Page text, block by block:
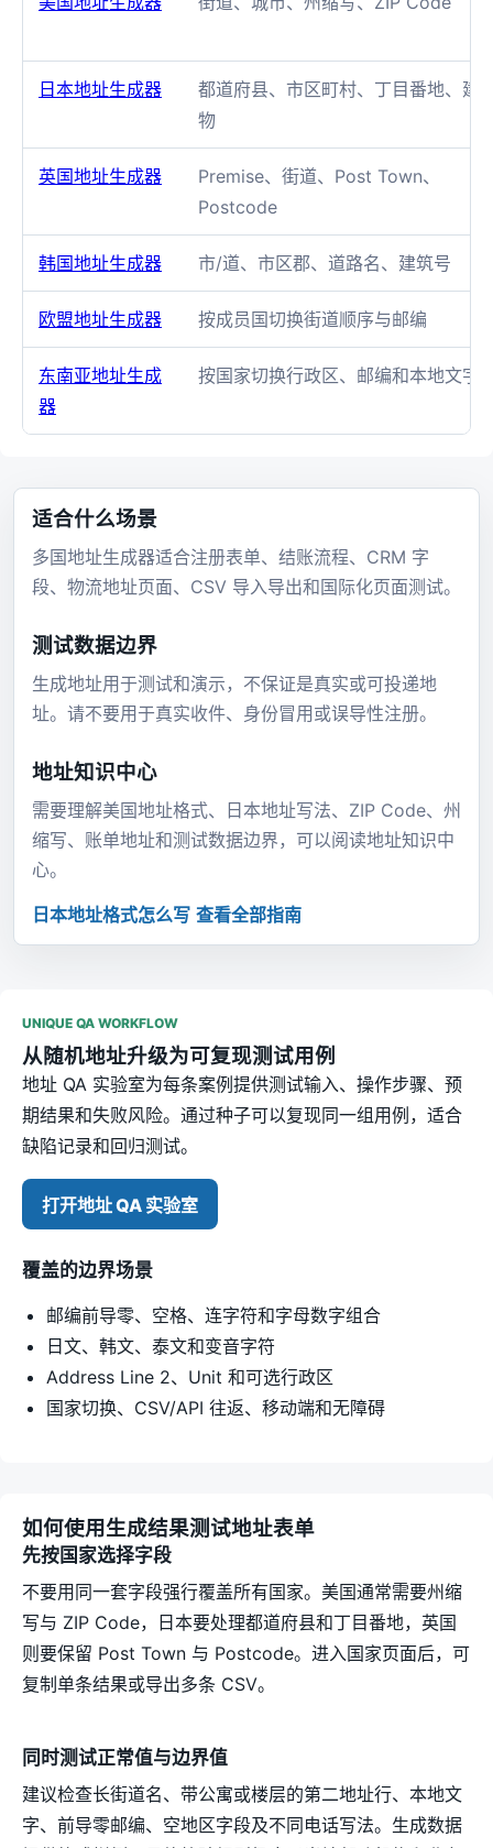
日本地址生成器
都道府县、市区町村、丁目番地、建
物
英国地址生成器
Premise、街道、Post Town、
Postcode
韩国地址生成器 市/道、市区郡、道路名、建筑号
欧盟地址生成器 按成员国切换街道顺序与邮编
东南亚地址生成
器
按国家切换行政区、邮编和本地文字
适合什么场景
多国地址生成器适合注册表单、结账流程、CRM 字
段、物流地址页面、CSV 导入导出和国际化页面测试。
测试数据边界
生成地址用于测试和演示，不保证是真实或可投递地
址。请不要用于真实收件、身份冒用或误导性注册。
地址知识中心
需要理解美国地址格式、日本地址写法、ZIP Code、州
缩写、账单地址和测试数据边界，可以阅读地址知识中
心。
日本地址格式怎么写 查看全部指南
UNIQUE QA WORKFLOW
从随机地址升级为可复现测试用例
地址 QA 实验室为每条案例提供测试输入、操作步骤、预
期结果和失败风险。通过种子可以复现同一组用例，适合
缺陷记录和回归测试。
打开地址 QA 实验室
覆盖的边界场景
邮编前导零、空格、连字符和字母数字组合
日文、韩文、泰文和变音字符
Address Line 2、Unit 和可选行政区
国家切换、CSV/API 往返、移动端和无障碍
如何使用生成结果测试地址表单
先按国家选择字段
不要用同一套字段强行覆盖所有国家。美国通常需要州缩
写与 ZIP Code，日本要处理都道府县和丁目番地，英国
则要保留 Post Town 与 Postcode。进入国家页面后，可
复制单条结果或导出多条 CSV。
同时测试正常值与边界值
建议检查长街道名、带公寓或楼层的第二地址行、本地文
字、前导零邮编、空地区字段及不同电话写法。生成数据